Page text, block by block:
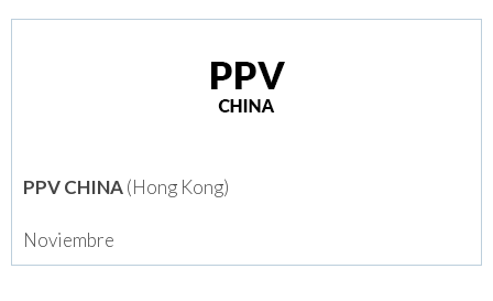
PPV CHINA(Hong Kong)
Noviembre